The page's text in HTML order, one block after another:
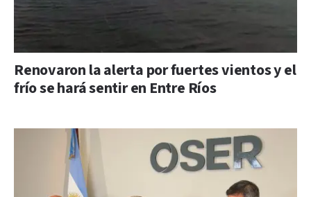
Renovaron la alerta por fuertes vientos y el
frío se hará sentir en Entre Ríos